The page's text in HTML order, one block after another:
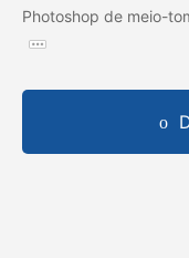
Photoshop de meio-